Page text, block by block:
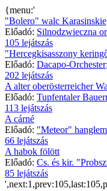
{menu:'
"Bolero" walc
Előadó: Silnodzwieczna
105 lejátszás
"Hercegkisasszony
Előadó: Dacapo-Orchester
202 lejátszás
A alter oberösterreicher
Előadó: Tupfentaler
113 lejátszás
A cárné
Előadó: "Meteor"
66 lejátszás
A habok fölött
Előadó: Cs. és kir.
85 lejátszás